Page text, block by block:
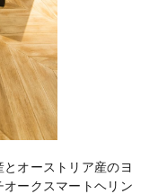
オーストリア産のヨ
ークスマートヘリン